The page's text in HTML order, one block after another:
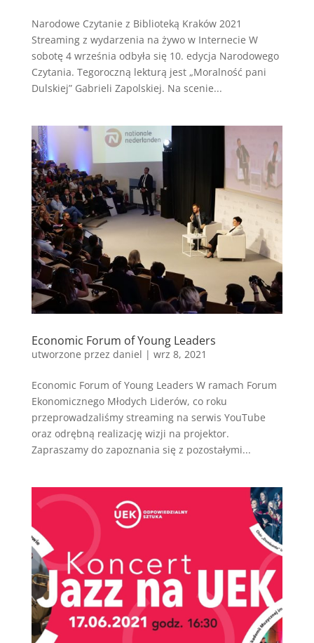
Narodowe Czytanie z Biblioteką Kraków 2021
Streaming z wydarzenia na żywo w Internecie W
sobotę 4 września odbyła się 10. edycja Narodowego
Czytania. Tegoroczną lekturą jest „Moralność pani
Dulskiej” Gabrieli Zapolskiej. Na scenie...
Economic Forum of Young Leaders
utworzone przez daniel | wrz 8, 2021
Economic Forum of Young Leaders W ramach Forum
Ekonomicznego Młodych Liderów, co roku
przeprowadzaliśmy streaming na serwis YouTube
oraz odrębną realizację wizji na projektor.
Zapraszamy do zapoznania się z pozostałymi...